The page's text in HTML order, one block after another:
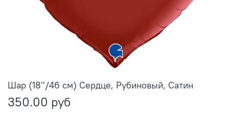
Шар (18''/46 см) Сердце, Рубиновый, Сатин
350.00 руб